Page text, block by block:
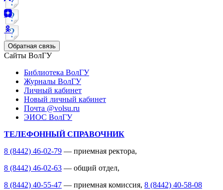
Обратная связь
Сайты ВолГУ
Библиотека ВолГУ
Журналы ВолГУ
Личный кабинет
Новый личный кабинет
Почта @volsu.ru
ЭИОС ВолГУ
ТЕЛЕФОННЫЙ СПРАВОЧНИК
8 (8442) 46-02-79 — приемная ректора,
8 (8442) 46-02-63 — общий отдел,
8 (8442) 40-55-47 — приемная комиссия, 8 (8442) 40-58-08